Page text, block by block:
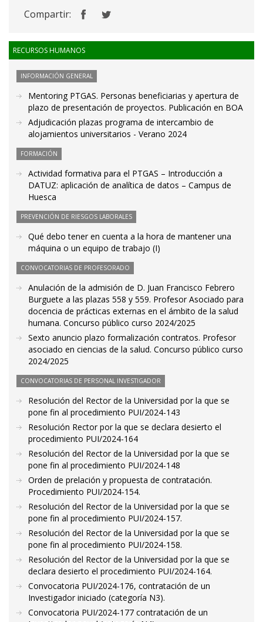
Compartir:
RECURSOS HUMANOS
INFORMACIÓN GENERAL
Mentoring PTGAS. Personas beneficiarias y apertura de
plazo de presentación de proyectos. Publicación en BOA
Adjudicación plazas programa de intercambio de
alojamientos universitarios - Verano 2024
FORMACIÓN
Actividad formativa para el PTGAS – Introducción a
DATUZ: aplicación de analítica de datos – Campus de
Huesca
PREVENCIÓN DE RIESGOS LABORALES
Qué debo tener en cuenta a la hora de mantener una
máquina o un equipo de trabajo (I)
CONVOCATORIAS DE PROFESORADO
Anulación de la admisión de D. Juan Francisco Febrero
Burguete a las plazas 558 y 559. Profesor Asociado para
docencia de prácticas externas en el ámbito de la salud
humana. Concurso público curso 2024/2025
Sexto anuncio plazo formalización contratos. Profesor
asociado en ciencias de la salud. Concurso público curso
2024/2025
CONVOCATORIAS DE PERSONAL INVESTIGADOR
Resolución del Rector de la Universidad por la que se
pone fin al procedimiento PUI/2024-143
Resolución Rector por la que se declara desierto el
procedimiento PUI/2024-164
Resolución del Rector de la Universidad por la que se
pone fin al procedimiento PUI/2024-148
Orden de prelación y propuesta de contratación.
Procedimiento PUI/2024-154.
Resolución del Rector de la Universidad por la que se
pone fin al procedimiento PUI/2024-157.
Resolución del Rector de la Universidad por la que se
pone fin al procedimiento PUI/2024-158.
Resolución del Rector de la Universidad por la que se
declara desierto el procedimiento PUI/2024-164.
Convocatoria PUI/2024-176, contratación de un
Investigador iniciado (categoría N3).
Convocatoria PUI/2024-177 contratación de un